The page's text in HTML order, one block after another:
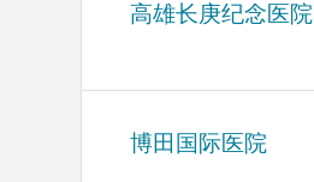
高雄长庚纪念医院
博田国际医院